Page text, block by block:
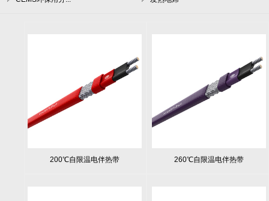
200℃自限温电伴热带 260℃自限温电伴热带